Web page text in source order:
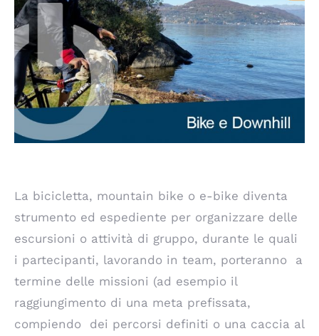
La bicicletta, mountain bike o e-bike diventa
strumento ed espediente per organizzare delle
escursioni o attività di gruppo, durante le quali
i partecipanti, lavorando in team, porteranno a
termine delle missioni (ad esempio il
raggiungimento di una meta prefissata,
compiendo dei percorsi definiti o una caccia al